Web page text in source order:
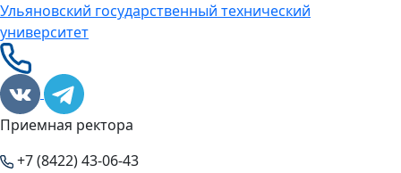
Ульяновский государственный технический
университет
Приемная ректора
+7 (8422) 43-06-43